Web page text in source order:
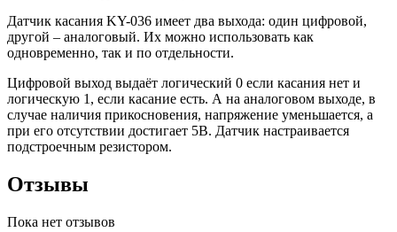
Датчик касания KY-036 имеет два выхода: один цифровой,
другой – аналоговый. Их можно использовать как
одновременно, так и по отдельности.
Цифровой выход выдаёт логический 0 если касания нет и
логическую 1, если касание есть. А на аналоговом выходе, в
случае наличия прикосновения, напряжение уменьшается, а
при его отсутствии достигает 5В. Датчик настраивается
подстроечным резистором.
Отзывы
Пока нет отзывов